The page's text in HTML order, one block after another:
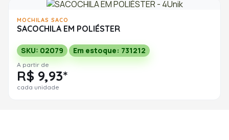
MOCHILAS SACO
SACOCHILA EM POLIÉSTER
SKU: 02079 Em estoque: 731212
A partir de
R$ 9,93*
cada unidade